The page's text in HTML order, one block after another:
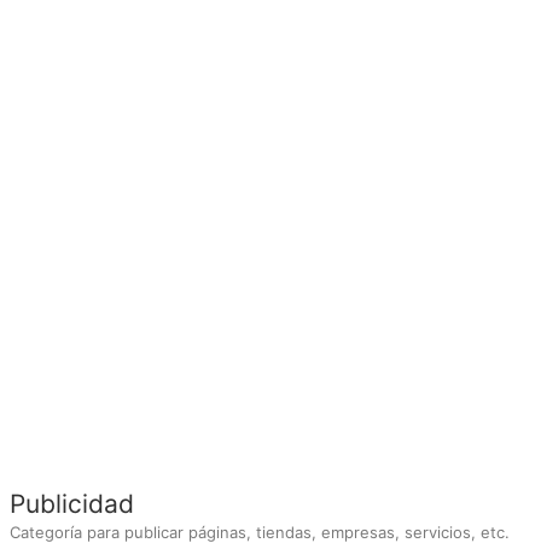
Publicidad
Categoría para publicar páginas, tiendas, empresas, servicios, etc.